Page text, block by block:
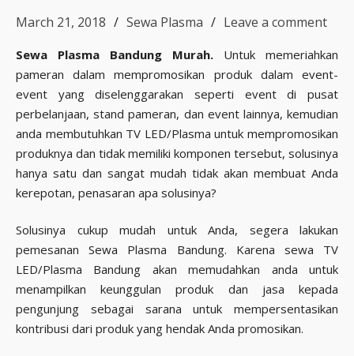
March 21, 2018 Sewa Plasma Leave a comment
Sewa Plasma Bandung Murah. Untuk memeriahkan
pameran dalam mempromosikan produk dalam event-
event yang diselenggarakan seperti event di pusat
perbelanjaan, stand pameran, dan event lainnya, kemudian
anda membutuhkan TV LED/Plasma untuk mempromosikan
produknya dan tidak memiliki komponen tersebut, solusinya
hanya satu dan sangat mudah tidak akan membuat Anda
kerepotan, penasaran apa solusinya?
Solusinya cukup mudah untuk Anda, segera lakukan
pemesanan Sewa Plasma Bandung. Karena sewa TV
LED/Plasma Bandung akan memudahkan anda untuk
menampilkan keunggulan produk dan jasa kepada
pengunjung sebagai sarana untuk mempersentasikan
kontribusi dari produk yang hendak Anda promosikan.